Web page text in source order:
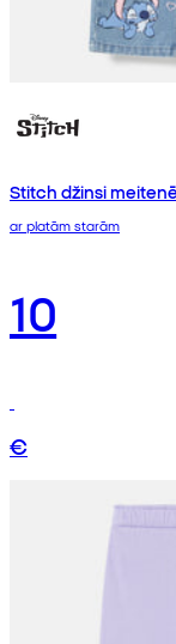
Stitch džinsi
ar platām starām
10
€